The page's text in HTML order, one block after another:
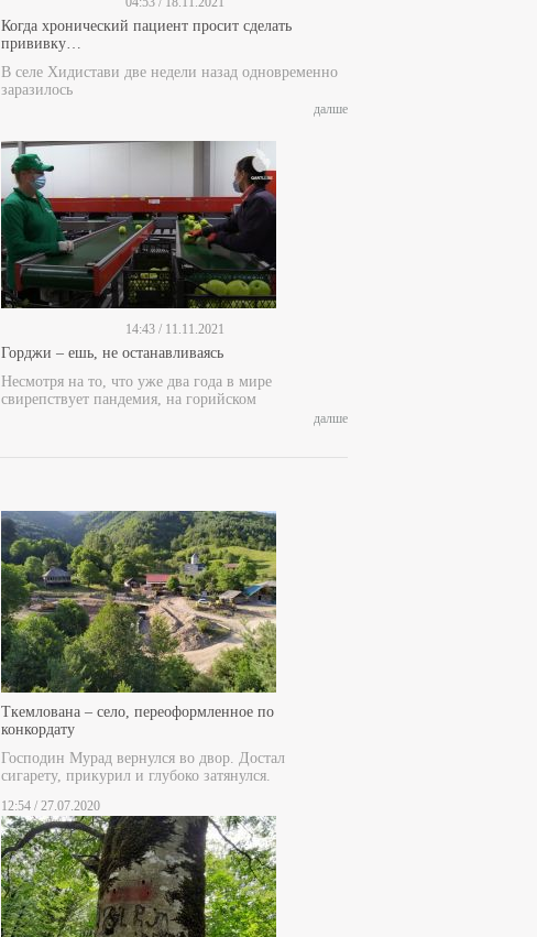
Когда хронический пациент просит сделать
прививку…
В селе Хидистави две недели назад одновременно
заразилось
далше
14:43 / 11.11.2021
Горджи – ешь, не останавливаясь
Несмотря на то, что уже два года в мире
свирепствует пандемия, на горийском
далше
Ткемлована – село, переоформленное по
конкордату
Господин Мурад вернулся во двор. Достал
сигарету, прикурил и глубоко затянулся.
12:54 / 27.07.2020